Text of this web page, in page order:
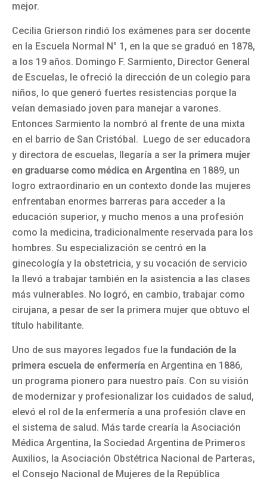
mejor.
Cecilia Grierson rindió los exámenes para ser docente
en la Escuela Normal N° 1, en la que se graduó en 1878,
a los 19 años. Domingo F. Sarmiento, Director General
de Escuelas, le ofreció la dirección de un colegio para
niños, lo que generó fuertes resistencias porque la
veían demasiado joven para manejar a varones.
Entonces Sarmiento la nombró al frente de una mixta
en el barrio de San Cristóbal. Luego de ser educadora
y directora de escuelas, llegaría a ser la primera mujer
en graduarse como médica en Argentina en 1889, un
logro extraordinario en un contexto donde las mujeres
enfrentaban enormes barreras para acceder a la
educación superior, y mucho menos a una profesión
como la medicina, tradicionalmente reservada para los
hombres. Su especialización se centró en la
ginecología y la obstetricia, y su vocación de servicio
la llevó a trabajar también en la asistencia a las clases
más vulnerables. No logró, en cambio, trabajar como
cirujana, a pesar de ser la primera mujer que obtuvo el
título habilitante.
Uno de sus mayores legados fue la fundación de la
primera escuela de enfermería en Argentina en 1886,
un programa pionero para nuestro país. Con su visión
de modernizar y profesionalizar los cuidados de salud,
elevó el rol de la enfermería a una profesión clave en
el sistema de salud. Más tarde crearía la Asociación
Médica Argentina, la Sociedad Argentina de Primeros
Auxilios, la Asociación Obstétrica Nacional de Parteras,
el Consejo Nacional de Mujeres de la República